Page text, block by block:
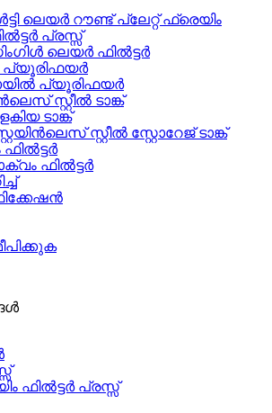
ലെയർ റൗണ്ട് പ്ലേറ്റ് ഫ്രെയിം
പ്രസ്സ്
ലെയർ ഫിൽട്ടർ
പ്യൂരിഫയർ
പ്യൂരിഫയർ
സ്റ്റീൽ ടാങ്ക്
ടാങ്ക്
സ്റ്റീൽ സ്റ്റോറേജ് ടാങ്ക്
ഫിൽട്ടർ
ഫിൽട്ടർ പ്രസ്സ്